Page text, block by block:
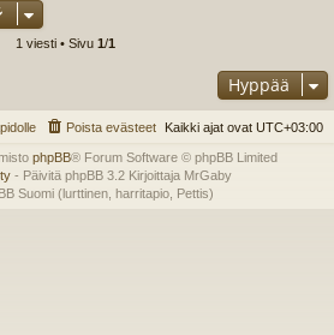
1 viesti • Sivu 1/1
Hyppää
Kaikki ajat ovat UTC+03:00
Poista evästeet
phpBB® Forum Software © phpBB Limited
- Päivitä phpBB 3.2 Kirjoittaja MrGaby
Suomi (lurttinen, harritapio, Pettis)